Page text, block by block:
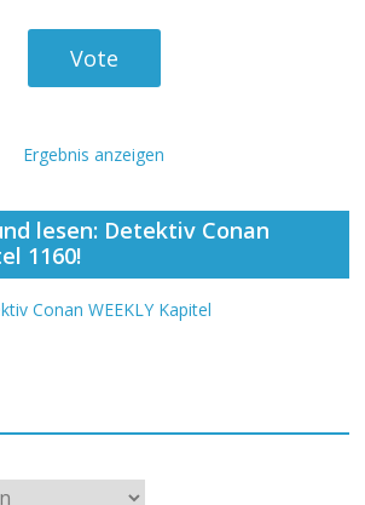
Ergebnis anzeigen
lesen: Detektiv Conan
1160!